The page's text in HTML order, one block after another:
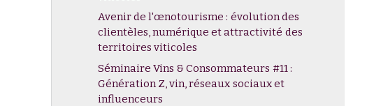
son origine?
Avenir de l'œnotourisme : évolution des
clientèles, numérique et attractivité des
territoires viticoles
Séminaire Vins & Consommateurs #11 :
Génération Z, vin, réseaux sociaux et
influenceurs